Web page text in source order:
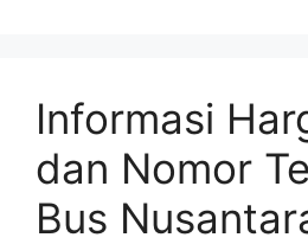
Informasi
dan Nomor
Bus